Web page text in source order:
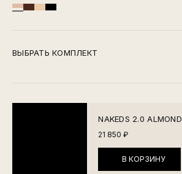
ВЫБРАТЬ КОМПЛЕКТ
NAKEDS 2.0 ALMOND
21 850 ₽
В КОРЗИНУ